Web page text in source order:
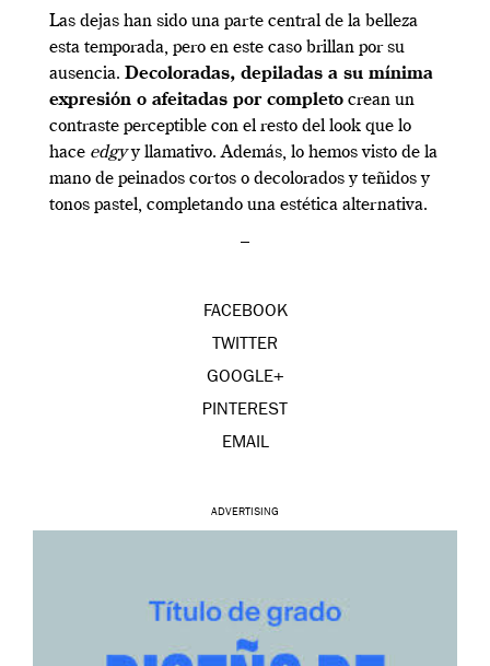
Las dejas han sido una parte central de la belleza
esta temporada, pero en este caso brillan por su
ausencia. Decoloradas, depiladas a su mínima
expresión o afeitadas por completo crean un
contraste perceptible con el resto del look que lo
hace edgyy llamativo. Además, lo hemos visto de la
mano de peinados cortos o decolorados y teñidos y
tonos pastel, completando una estética alternativa.
–
FACEBOOK
TWITTER
GOOGLE+
PINTEREST
EMAIL
ADVERTISING